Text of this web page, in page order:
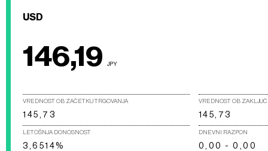
USD
146,19 JPY
VREDNOST OB ZAČETKU TRGOVANJA
145,73
VREDNOST OB
145,73
LETOŠNJA DONOSNOST
3,6514%
DNEVNI RAZPON
0,00 - 0,00